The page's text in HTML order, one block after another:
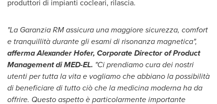
produttori di impianti cocleari, rilascia.
"La Garanzia RM assicura una maggiore sicurezza, comfort
e tranquillità durante gli esami di risonanza magnetica",
affermaAlexander Hofer, Corporate Director of Product
Managementdi MED-EL. "Ci prendiamo cura dei nostri
utenti per tutta la vita e vogliamo che abbiano la possibilità
di beneficiare di tutto ciò che la medicina moderna ha da
offrire. Questo aspetto è particolarmente importante